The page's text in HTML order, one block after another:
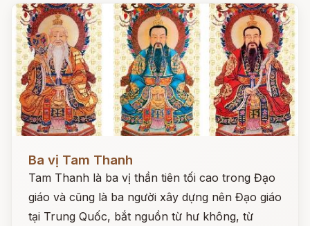
Ba vị Tam Thanh
Tam Thanh là ba vị thần tiên tối cao trong Đạo
giáo và cũng là ba người xây dựng nên Đạo giáo
tại Trung Quốc, bắt nguồn từ hư không, từ